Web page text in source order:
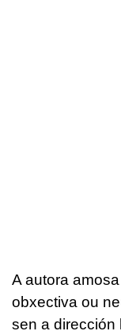
A autora
obxectiva ou
sen a dirección